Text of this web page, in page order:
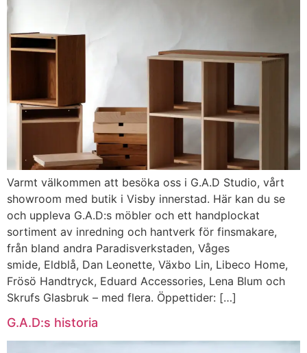
Varmt välkommen att besöka oss i G.A.D Studio, vårt
showroom med butik i Visby innerstad. Här kan du se
och uppleva G.A.D:s möbler och ett handplockat
sortiment av inredning och hantverk för finsmakare,
från bland andra Paradisverkstaden, Våges
smide, Eldblå, Dan Leonette, Växbo Lin, Libeco Home,
Frösö Handtryck, Eduard Accessories, Lena Blum och
Skrufs Glasbruk – med flera. Öppettider: […]
G.A.D:s historia